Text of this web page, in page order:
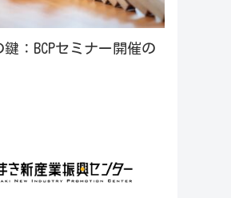
：BCPセミナー開催の